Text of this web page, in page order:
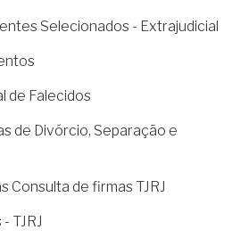
Selecionados - Extrajudicial
de Falecidos
de Divórcio, Separação e
Consulta de firmas TJRJ
TJRJ